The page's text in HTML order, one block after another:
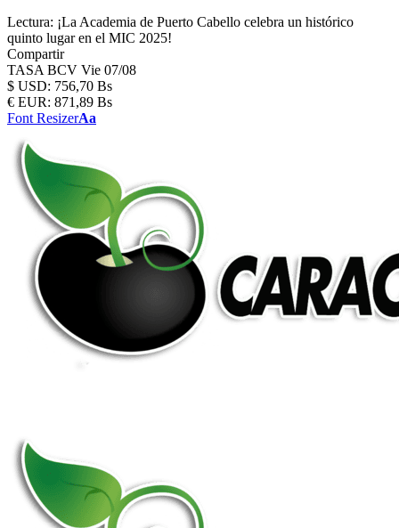
Lectura: ¡La Academia de Puerto Cabello celebra un histórico
quinto lugar en el MIC 2025!
Compartir
TASA BCV Vie 07/08
$ USD: 756,70 Bs
€ EUR: 871,89 Bs
Font ResizerAa